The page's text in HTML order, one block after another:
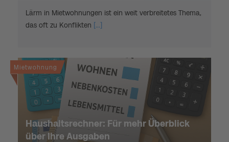
Lärm in Mietwohnungen ist ein weit verbreitetes Thema,
das oft zu Konflikten [...]
Mietwohnung
Haushaltsrechner: Für mehr Überblick
über Ihre Ausgaben